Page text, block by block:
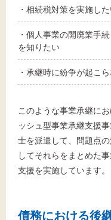
・相続税対策を実施し
・個人事業の開廃業手
を知りたい
・承継時に紛争が起こ
このような事業承継に
ッシュ型事業承継支援
士を派遣して、問題点
してそれらをまとめた
支援を実施しています。
債務における後